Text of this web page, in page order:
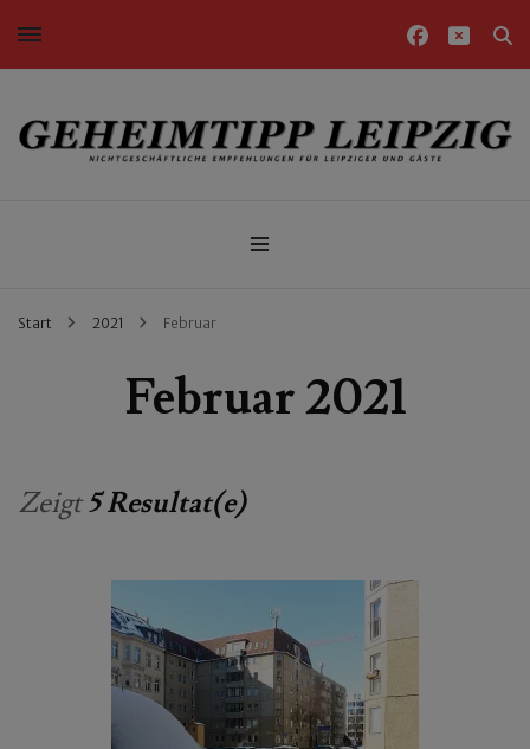
Nichtgeschäftliche Empfehlungen für Leipziger und Gäste
Start 2021 Februar
Februar 2021
Zeigt5 Resultat(e)